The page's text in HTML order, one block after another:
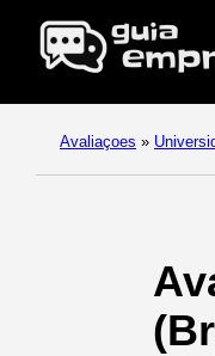
Avaliaçoes »